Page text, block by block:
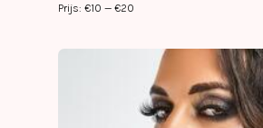
Prijs: €10 — €20